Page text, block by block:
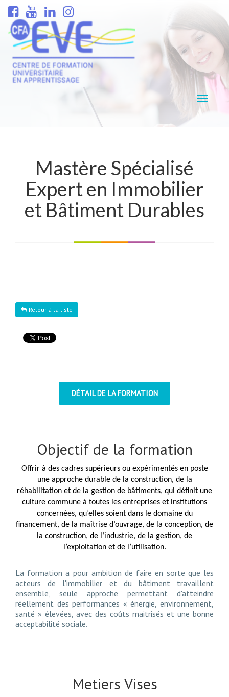
Mastère Spécialisé
Expert en Immobilier
et Bâtiment Durables
Retour à la liste
DÉTAIL DE LA FORMATION
Objectif de la formation
Offrir à des cadres supérieurs ou expérimentés en poste
une approche durable de la construction, de la
réhabilitation et de la gestion de bâtiments, qui définit une
culture commune à toutes les entreprises et institutions
concernées, qu’elles soient dans le domaine du
financement, de la maîtrise d’ouvrage, de la conception, de
la construction, de l’industrie, de la gestion, de
l’exploitation et de l’utilisation.
La formation a pour ambition de faire en sorte que les
acteurs de l'immobilier et du bâtiment travaillent
ensemble, seule approche permettant d'atteindre
réellement des performances « énergie, environnement,
santé » élevées, avec des coûts maitrisés et une bonne
acceptabilité sociale.
Metiers Vises